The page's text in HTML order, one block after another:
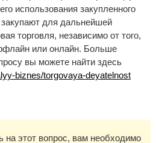
использования закупленного
для дальнейшей
торговля, независимо от того,
или онлайн. Больше
вы можете найти здесь
biznes/torgovaya-deyatelnost
на этот вопрос, вам необходимо